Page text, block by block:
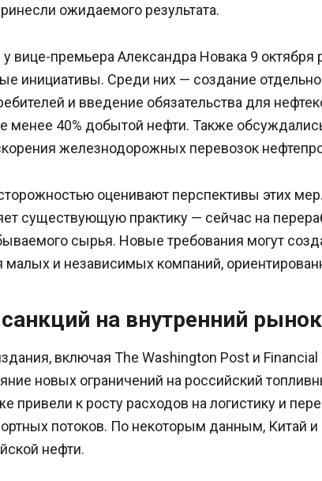
ожидаемого результата.
вице-премьера Александра Новака 9 октября
инициативы. Среди них — создание
и введение обязательства для
менее 40% добытой нефти. Также
железнодорожных перевозок
оценивают перспективы этих
существующую практику — сейчас на
сырья. Новые требования могут
малых и независимых компаний,
на внутренний рынок
включая The Washington Post и Financial
новых ограничений на российский
привели к росту расходов на логистику и
потоков. По некоторым данным, Китай
нефти.